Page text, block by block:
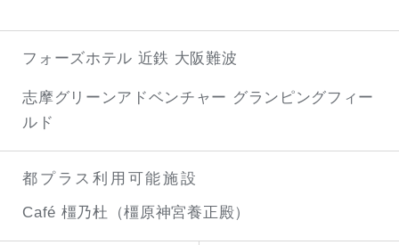
フォーズホテル 近鉄 大阪難波
志摩グリーンアドベンチャー グランピングフィー
ルド
都プラス利用可能施設
Café 橿乃杜（橿原神宮養正殿）